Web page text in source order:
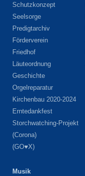
Schutzkonzept
Seelsorge
Predigtarchiv
Förderverein
Friedhof
Läuteordnung
Geschichte
Orgelreparatur
Kirchenbau 2020-2024
Erntedankfest
Storchwatching-Projekt
(Corona)
(GO♥X)
Musik